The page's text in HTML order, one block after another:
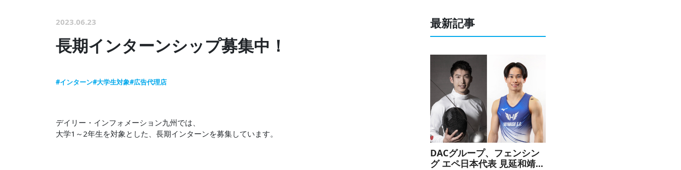
2023.06.23
長期インターンシップ募集中！
#インターン#大学生対象#広告代理店
デイリー・インフォメーション九州では、
大学1～2年生を対象とした、長期インターンを募集しています。
最新記事
DACグループ、フェンシン
グ エペ日本代表 見延和靖選